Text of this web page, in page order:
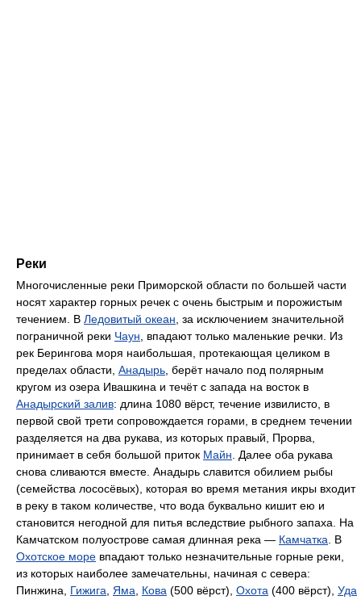
Реки
Многочисленные реки Приморской области по большей части
носят характер горных речек с очень быстрым и порожистым
течением. В Ледовитый океан, за исключением значительной
пограничной реки Чаун, впадают только маленькие речки. Из
рек Берингова моря наибольшая, протекающая целиком в
пределах области, Анадырь, берёт начало под полярным
кругом из озера Ивашкина и течёт с запада на восток в
Анадырский залив: длина 1080 вёрст, течение извилисто, в
первой свой трети сопровождается горами, в среднем течении
разделяется на два рукава, из которых правый, Прорва,
принимает в себя большой приток Майн. Далее оба рукава
снова сливаются вместе. Анадырь славится обилием рыбы
(семейства лососёвых), которая во время метания икры входит
в реку в таком количестве, что вода буквально кишит ею и
становится негодной для питья вследствие рыбного запаха. На
Камчатском полуострове самая длинная река — Камчатка. В
Охотское море впадают только незначительные горные реки,
из которых наиболее замечательны, начиная с севера:
Пинжина, Гижига, Яма, Кова (500 вёрст), Охота (400 вёрст), Уда